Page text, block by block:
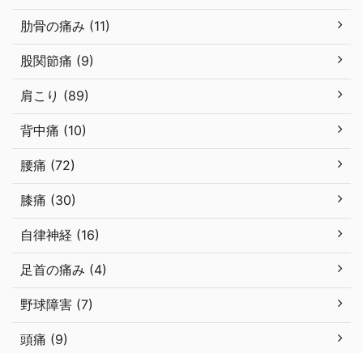
肋骨の痛み (11)
股関節痛 (9)
肩こり (89)
背中痛 (10)
腰痛 (72)
膝痛 (30)
自律神経 (16)
足首の痛み (4)
野球障害 (7)
頭痛 (9)